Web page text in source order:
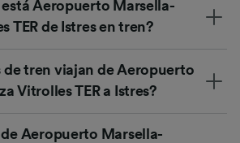
Aeropuerto Marsella-
TER de Istres en tren?
de tren viajan de Aeropuerto
Vitrolles TER a Istres?
Aeropuerto Marsella-